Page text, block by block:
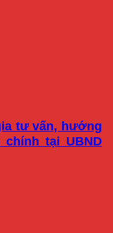
tư vấn, hướng
tại UBND